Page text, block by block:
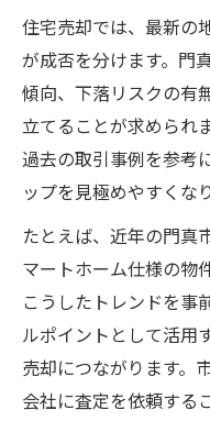
住宅売却では、最新の
が成否を分けます。門
傾向、下落リスクの有
立てることが求められ
過去の取引事例を参考
ップを見極めやすくな
たとえば、近年の門真
マートホーム仕様の物
こうしたトレンドを事
ルポイントとして活用
売却につながります。
会社に査定を依頼する